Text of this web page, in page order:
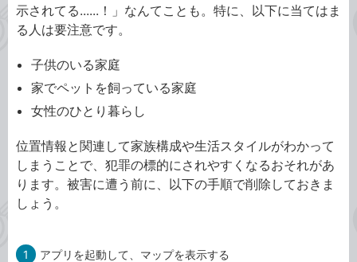
示されてる......！」なんてことも。特に、以下に当てはま
る人は要注意です。
子供のいる家庭
家でペットを飼っている家庭
女性のひとり暮らし
位置情報と関連して家族構成や生活スタイルがわかって
しまうことで、犯罪の標的にされやすくなるおそれがあ
ります。被害に遭う前に、以下の手順で削除しておきま
しょう。
1 アプリを起動して、マップを表示する